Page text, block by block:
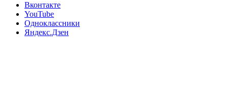
Вконтакте
YouTube
Одноклассники
Яндекс.Дзен